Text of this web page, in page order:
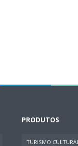
PRODUTOS
TURISMO CULTURAL